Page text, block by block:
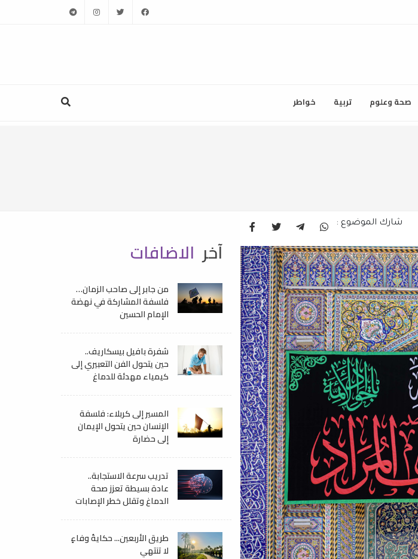
facebook
twitter
instagram
telegram
صحة وعلوم تربية خواطر
شارك الموضوع :
آخر الاضافات
من جابر إلى صاحب الزمان…
فلسفة المشاركة في نهضة
الإمام الحسين
شفرة بافيل بيسكاريف..
حين يتحول الفن التعبيري إلى
كيمياء مهدئة للدماغ
المسير إلى كربلاء: فلسفة
الإنسان حين يتحول الإيمان
إلى حضارة
تدريب سرعة الاستجابة..
عادة بسيطة تعزز صحة
الدماغ وتقلل خطر الإصابات
طريق الأربعين... حكايةُ وفاءٍ
لا تنتهي